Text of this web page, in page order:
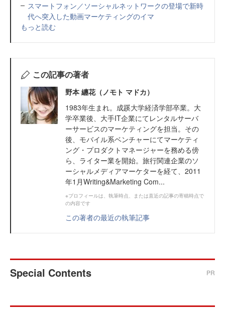
スマートフォン／ソーシャルネットワークの登場で新時
代へ突入した動画マーケティングのイマ
もっと読む
この記事の著者
野本 纏花（ノモト マドカ）
1983年生まれ。成蹊大学経済学部卒業。大
学卒業後、大手IT企業にてレンタルサーバ
ーサービスのマーケティングを担当。その
後、モバイル系ベンチャーにてマーケティ
ング・プロダクトマネージャーを務める傍
ら、ライター業を開始。旅行関連企業のソ
ーシャルメディアマーケターを経て、2011
年1月Writing&Marketing Com...
※プロフィールは、執筆時点、または直近の記事の寄稿時点で
の内容です
この著者の最近の執筆記事
Special Contents PR